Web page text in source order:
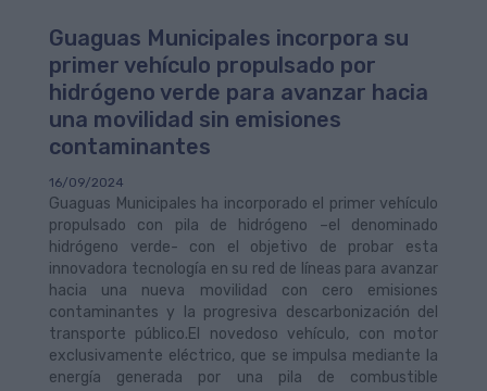
Guaguas Municipales incorpora su
primer vehículo propulsado por
hidrógeno verde para avanzar hacia
una movilidad sin emisiones
contaminantes
16/09/2024
Guaguas Municipales ha incorporado el primer vehículo
propulsado con pila de hidrógeno –el denominado
hidrógeno verde- con el objetivo de probar esta
innovadora tecnología en su red de líneas para avanzar
hacia una nueva movilidad con cero emisiones
contaminantes y la progresiva descarbonización del
transporte público.El novedoso vehículo, con motor
exclusivamente eléctrico, que se impulsa mediante la
energía generada por una pila de combustible